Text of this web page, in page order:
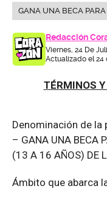
GANA UNA BECA
Redacción
Viernes, 24 De
Actualizado el 24
TÉRMINOS
Denominación de
– GANA UNA BECA
(13 A 16 AÑOS) DE
Ámbito que